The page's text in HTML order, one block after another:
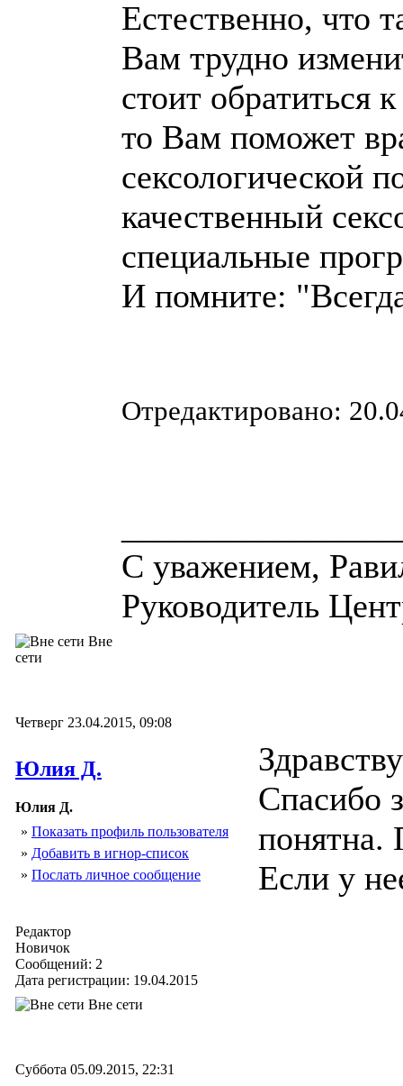
Естественно, что
Вам трудно
стоит обратиться
то Вам поможет
сексологической
качественный
специальные
И помните:
Отредактировано:
С уважением,
Руководитель
Вне
сети
Четверг 23.04.2015, 09:08
Юлия Д.
Юлия Д.
» Показать профиль пользователя
» Добавить в игнор-список
» Послать личное сообщение
Редактор
Новичок
Сообщений: 2
Дата регистрации: 19.04.2015
Спасибо
понятна.
Если у
Вне сети
Суббота 05.09.2015, 22:31